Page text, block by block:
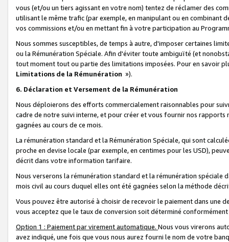
vous (et/ou un tiers agissant en votre nom) tentez de réclamer des
utilisant le même trafic (par exemple, en manipulant ou en combinant
vos commissions et/ou en mettant fin à votre participation au
Nous sommes susceptibles, de temps à autre, d'imposer certaines
ou la Rémunération Spéciale. Afin d'éviter toute ambiguïté (et
tout moment tout ou partie des limitations imposées. Pour en savoir
Limitations de la Rémunération »).
6. Déclaration et Versement de la Rémunération
Nous déploierons des efforts commercialement raisonnables pour
cadre de notre suivi interne, et pour créer et vous fournir nos
gagnées au cours de ce mois.
La rémunération standard et la Rémunération Spéciale, qui sont
proche en devise locale (par exemple, en centimes pour les USD),
décrit dans votre information tarifaire.
Nous verserons la rémunération standard et la rémunération spéciale
mois civil au cours duquel elles ont été gagnées selon la méthode
Vous pouvez être autorisé à choisir de recevoir le paiement dans une
vous acceptez que le taux de conversion soit déterminé
Option 1 : Paiement par virement automatique. Nous vous virerons
avez indiqué, une fois que vous nous aurez fourni le nom de votre